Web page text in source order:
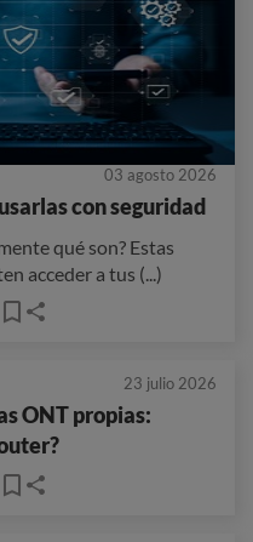
03 agosto 2026
con seguridad
qué son? Estas
acceder a tus (...)
23 julio 2026
ONT propias: